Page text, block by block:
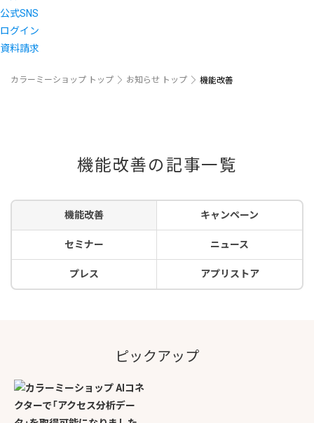
公式SNS
ログイン
資料請求
カラーミーショップ トップ お知らせ トップ 機能改善
機能改善の記事一覧
機能改善 キャンペーン
セミナー ニュース
プレス アプリストア
ピックアップ